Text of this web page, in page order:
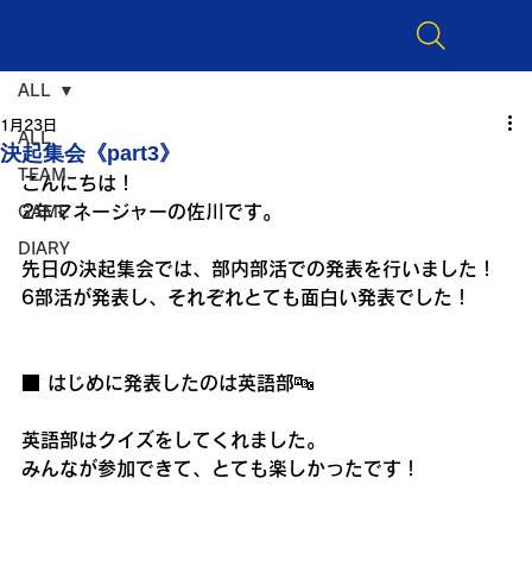
ALL
TEAM
GAME
DIARY
ALL
決起集会《part3》
1月23日
こんにちは！
2年マネージャーの佐川です。
先日の決起集会では、部内部活での発表を行いました！
6部活が発表し、それぞれとても面白い発表でした！
■ はじめに発表したのは英語部🔤
英語部はクイズをしてくれました。
みんなが参加できて、とても楽しかったです！